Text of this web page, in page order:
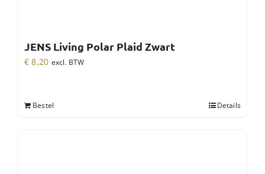
JENS Living Polar Plaid Zwart
€ 8,20 excl. BTW
Bestel Details